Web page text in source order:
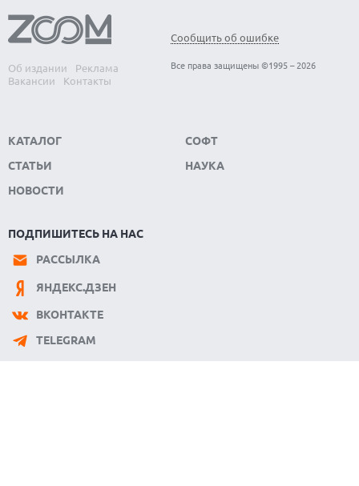
Об издании
Реклама
Вакансии
Контакты
Сообщить об ошибке
Все права защищены ©1995 – 2026
КАТАЛОГ
СТАТЬИ
НОВОСТИ
СОФТ
НАУКА
ПОДПИШИТЕСЬ НА НАС
РАССЫЛКА
ЯНДЕКС.ДЗЕН
ВКОНТАКТЕ
TELEGRAM